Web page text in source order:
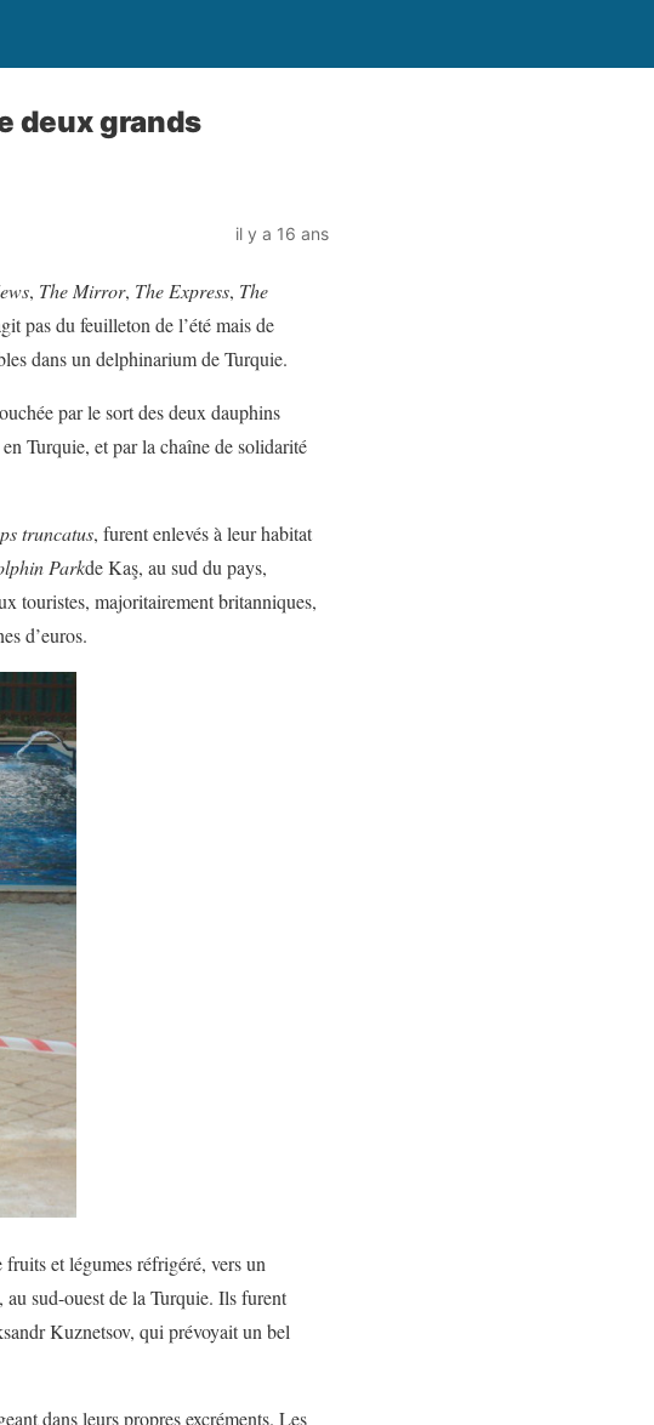
deux grands
il y a 16 ans
, The Mirror, The Express, The
pas du feuilleton de l’été mais de
dans un delphinarium de Turquie.
par le sort des deux dauphins
Turquie, et par la chaîne de solidarité
truncatus, furent enlevés à leur habitat
Parkde Kaş, au sud du pays,
touristes, majoritairement britanniques,
d’euros.
et légumes réfrigéré, vers un
sud-ouest de la Turquie. Ils furent
Kuznetsov, qui prévoyait un bel
dans leurs propres excréments. Les